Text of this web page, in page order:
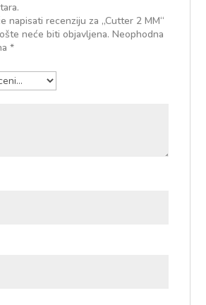
napisati recenziju za „Cutter 2 MM“
neće biti objavljena. Neophodna
*